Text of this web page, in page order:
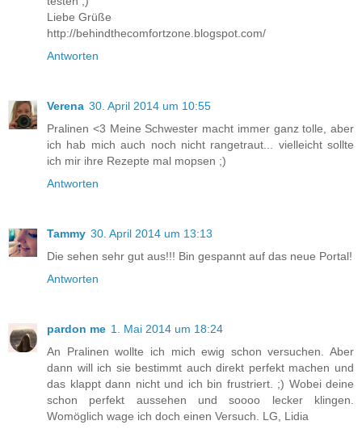
Liebe Grüße
http://behindthecomfortzone.blogspot.com/
Antworten
Verena 30. April 2014 um 10:55
Pralinen <3 Meine Schwester macht immer ganz tolle, aber
ich hab mich auch noch nicht rangetraut... vielleicht sollte
ich mir ihre Rezepte mal mopsen ;)
Antworten
Tammy 30. April 2014 um 13:13
Die sehen sehr gut aus!!! Bin gespannt auf das neue Portal!
Antworten
pardon me 1. Mai 2014 um 18:24
An Pralinen wollte ich mich ewig schon versuchen. Aber
dann will ich sie bestimmt auch direkt perfekt machen und
das klappt dann nicht und ich bin frustriert. ;) Wobei deine
schon perfekt aussehen und soooo lecker klingen.
Womöglich wage ich doch einen Versuch. LG, Lidia